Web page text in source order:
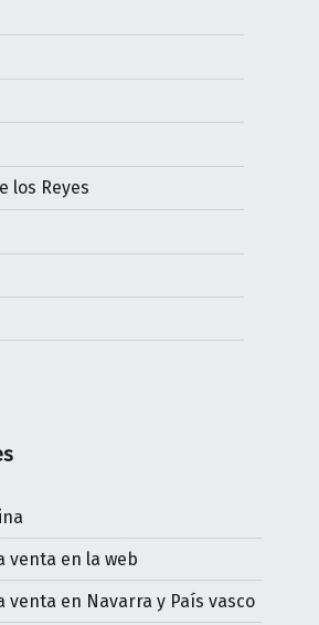
los Reyes
venta en la web
venta en Navarra y País vasco